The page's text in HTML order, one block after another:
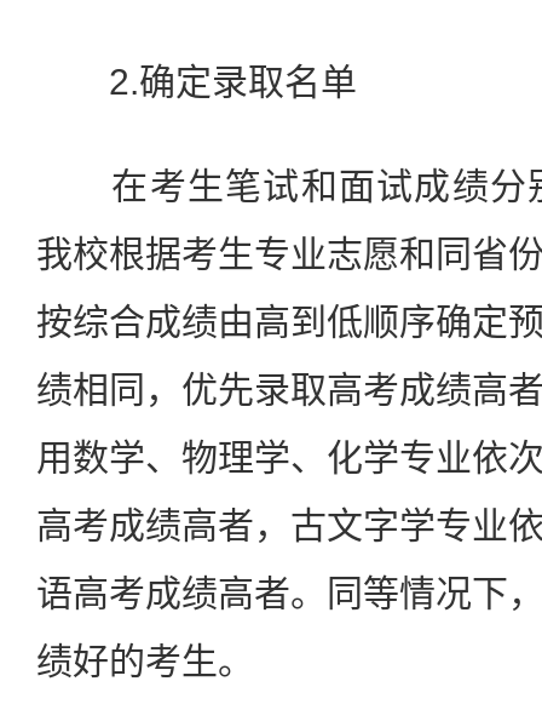
2.确定录取名单
在考生笔试和面试成绩分
我校根据考生专业志愿和同省
按综合成绩由高到低顺序确定
绩相同，优先录取高考成绩高
用数学、物理学、化学专业依
高考成绩高者，古文字学专业
语高考成绩高者。同等情况下
绩好的考生。